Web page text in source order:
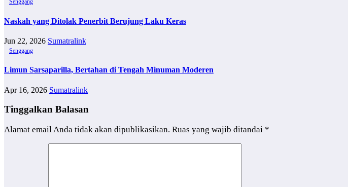
Senggang
Naskah yang Ditolak Penerbit Berujung Laku Keras
Jun 22, 2026 Sumatralink
Senggang
Limun Sarsaparilla, Bertahan di Tengah Minuman Moderen
Apr 16, 2026 Sumatralink
Tinggalkan Balasan
Alamat email Anda tidak akan dipublikasikan. Ruas yang wajib ditandai *